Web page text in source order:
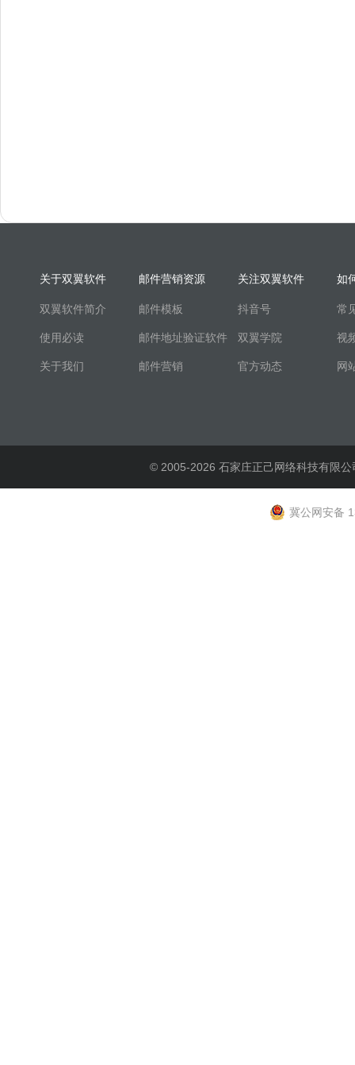
关于双翼软件
双翼软件简介
使用必读
关于我们
邮件营销资源
邮件模板
邮件地址验证软件
邮件营销
关注双翼软件
抖音号
双翼学院
官方动态
如
常
视
网
© 2005-2026 石家庄正己网络科技有限
冀公网安备